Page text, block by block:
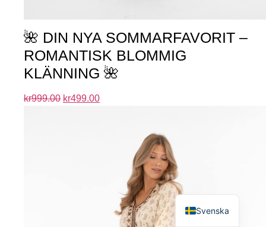
🌺 DIN NYA SOMMARFAVORIT –
ROMANTISK BLOMMIG
KLÄNNING 🌺
kr999.00 kr499.00
Svenska